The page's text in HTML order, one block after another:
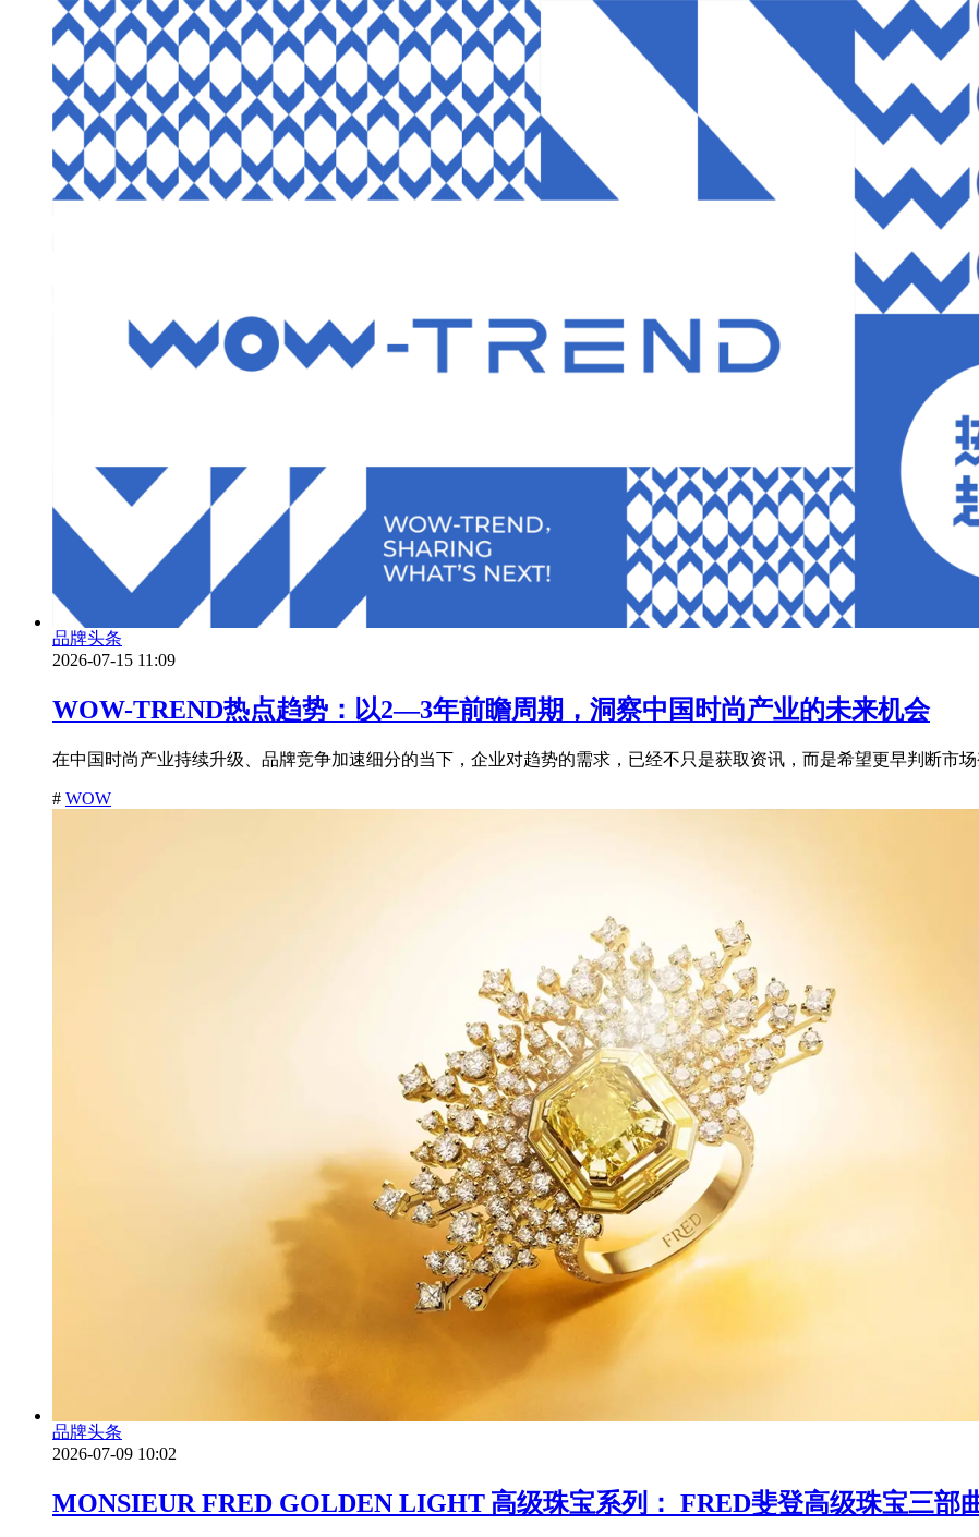
品牌头条
2026-07-15 11:09
WOW-TREND热点趋势：以2—3年前瞻周期，洞察中国时尚产业的未来机会
在中国时尚产业持续升级、品牌竞争加速细分的当下，企业对趋势的需求，已经不只是获取资讯，而是希望更早判断市
# WOW
品牌头条
2026-07-09 10:02
MONSIEUR FRED GOLDEN LIGHT 高级珠宝系列： FRED斐登高级珠宝三部